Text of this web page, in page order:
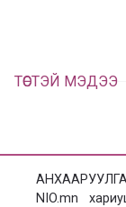
ТӨСТЭЙ МЭДЭЭ
NIO.mn